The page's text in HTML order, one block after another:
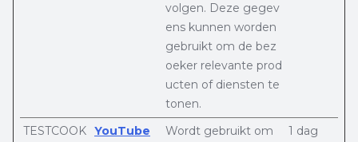
volgen. Deze gegev
ens kunnen worden
gebruikt om de bez
oeker relevante prod
ucten of diensten te
tonen.
TESTCOOK YouTube
Wordt gebruikt om
1 dag